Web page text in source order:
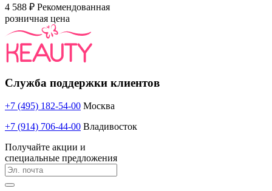
4 588 ₽ Рекомендованная
розничная цена
Служба поддержки клиентов
+7 (495) 182-54-00 Москва
+7 (914) 706-44-00 Владивосток
Получайте акции и
специальные предложения